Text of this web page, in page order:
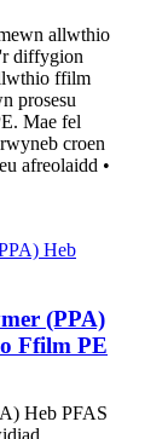
allwthio
diffygion
ffilm
prosesu
Mae fel
croen
afreolaidd •
(PPA)
Ffilm PE
Heb PFAS